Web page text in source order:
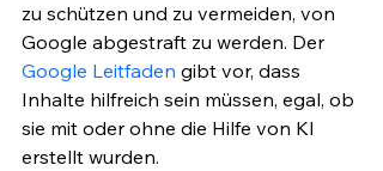
zu schützen und zu vermeiden, von
Google abgestraft zu werden. Der
Google Leitfaden gibt vor, dass
Inhalte hilfreich sein müssen, egal, ob
sie mit oder ohne die Hilfe von KI
erstellt wurden.